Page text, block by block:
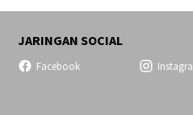
JARINGAN SOCIAL
Facebook